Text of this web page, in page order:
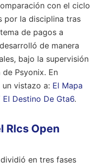
con el ciclo
por la disciplina tras
de pagos a
de manera
bajo la supervisión
Psyonix. En
vistazo a: El Mapa
Destino De Gta6.
Rlcs Open
en tres fases